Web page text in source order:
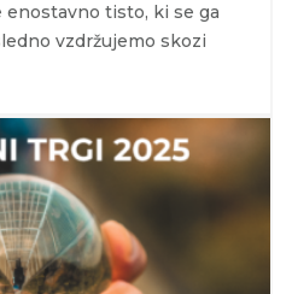
enostavno tisto, ki se ga
vzdržujemo skozi